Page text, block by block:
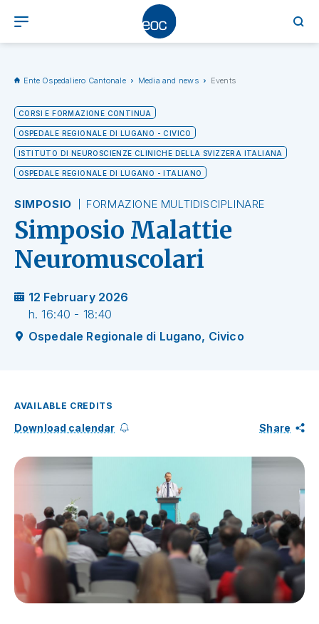
Ente Ospedaliero Cantonale Media and news Events
CORSI E FORMAZIONE CONTINUA
OSPEDALE REGIONALE DI LUGANO - CIVICO
ISTITUTO DI NEUROSCIENZE CLINICHE DELLA SVIZZERA ITALIANA
OSPEDALE REGIONALE DI LUGANO - ITALIANO
SIMPOSIO FORMAZIONE MULTIDISCIPLINARE
Simposio Malattie
Neuromuscolari
12 February 2026
h. 16:40 - 18:40
Ospedale Regionale di Lugano, Civico
AVAILABLE CREDITS
Download calendar Share